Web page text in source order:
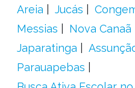
Areia
Jucás
Messias
Nova Canaã
Japaratinga
Parauapebas